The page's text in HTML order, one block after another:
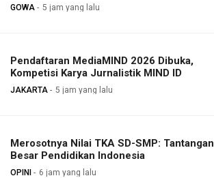
GOWA 5 jam yang lalu
Pendaftaran MediaMIND 2026 Dibuka,
Kompetisi Karya Jurnalistik MIND ID
JAKARTA 5 jam yang lalu
Merosotnya Nilai TKA SD-SMP: Tantangan
Besar Pendidikan Indonesia
OPINI 6 jam yang lalu